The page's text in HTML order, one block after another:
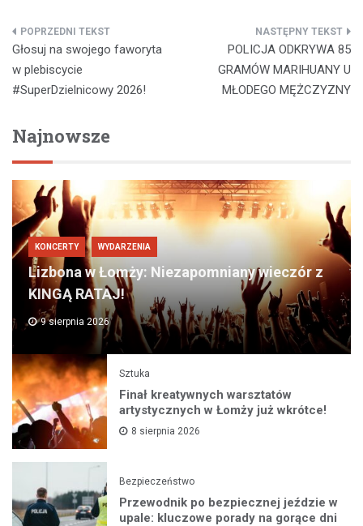
Nawigacja
wpisu
Głosuj na swojego faworyta
w plebiscycie
#SuperDzielnicowy 2026!
POLICJA ODKRYWA 85
GRAMÓW MARIHUANY U
MŁODEGO MĘŻCZYZNY
Najnowsze
KONCERTY WYDARZENIA
Lizbona w Łomży: Niezapomniany wieczór z
KINGĄ RATAJ!
9 sierpnia 2026
Sztuka
Finał kreatywnych warsztatów
artystycznych w Łomży już wkrótce!
8 sierpnia 2026
Bezpieczeństwo
Przewodnik po bezpiecznej jeździe w
upale: kluczowe porady na gorące dni